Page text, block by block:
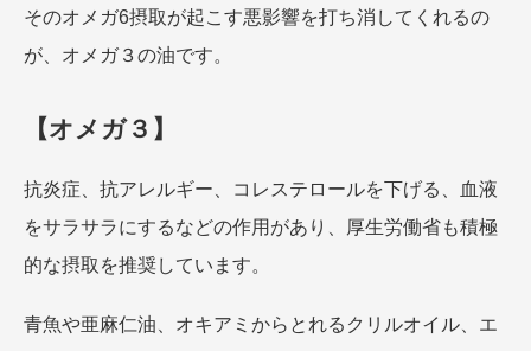
そのオメガ6摂取が起こす悪影響を打ち消してくれるの
が、オメガ３の油です。
【オメガ３】
抗炎症、抗アレルギー、コレステロールを下げる、血液
をサラサラにするなどの作用があり、厚生労働省も積極
的な摂取を推奨しています。
青魚や亜麻仁油、オキアミからとれるクリルオイル、エ